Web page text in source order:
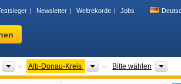
Newsletter Weltrekorde Jobs
Bezirke
Alb-Donau-Kreis Landkreise
Bitte wählen